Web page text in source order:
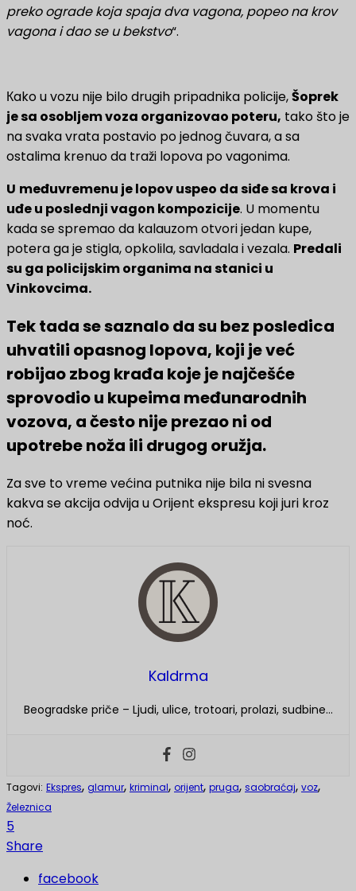
preko ograde koja spaja dva vagona, popeo na krov
vagona i dao se u bekstvo“.
Кako u vozu nije bilo drugih pripadnika policije,Šoprek
je sa osobljem voza organizovao poteru, tako što je
na svaka vrata postavio po jednog čuvara, a sa
ostalima krenuo da traži lopova po vagonima.
U međuvremenu je lopov uspeo da siđe sa krova i
uđe u poslednji vagon kompozicije. U momentu
kada se spremao da kalauzom otvori jedan kupe,
potera ga je stigla, opkolila, savladala i vezala. Predali
su ga policijskim organima na stanici u
Vinkovcima.
Tek tada se saznalo da su bez posledica
uhvatili opasnog lopova, koji je već
robijao zbog krađa koje je najčešće
sprovodio u kupeima međunarodnih
vozova, a često nije prezao ni od
upotrebe noža ili drugog oružja.
Za sve to vreme većina putnika nije bila ni svesna
kakva se akcija odvija u Orijent ekspresu koji juri kroz
noć.
Kaldrma
Beogradske priče – Ljudi, ulice, trotoari, prolazi, sudbine…
Tagovi: Ekspres, glamur, kriminal, orijent, pruga, saobraćaj, voz,
Železnica
5
Share
facebook